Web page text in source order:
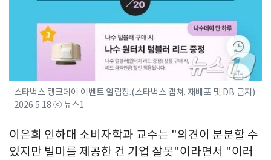
스타벅스 탱크데이 이벤트 알림창.(스타벅스 캡쳐. 재배포 및 DB 금지)
2026.5.18 ⓒ 뉴스1
이은희 인하대 소비자학과 교수는 "의견이 분분할 수
있지만 빌미를 제공한 건 기업 잘못"이라면서 "이러